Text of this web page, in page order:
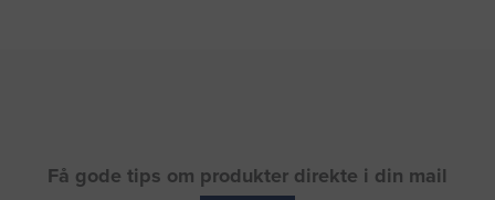
Få gode tips om produkter direkte i din mail